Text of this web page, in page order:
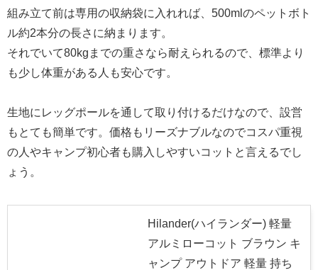
組み立て前は専用の収納袋に入れれば、500mlのペットボト
ル約2本分の長さに納まります。
それでいて80kgまでの重さなら耐えられるので、標準より
も少し体重がある人も安心です。
生地にレッグポールを通して取り付けるだけなので、設営
もとても簡単です。価格もリーズナブルなのでコスパ重視
の人やキャンプ初心者も購入しやすいコットと言えるでし
ょう。
Hilander(ハイランダー) 軽量
アルミローコット ブラウン キ
ャンプ アウトドア 軽量 持ち